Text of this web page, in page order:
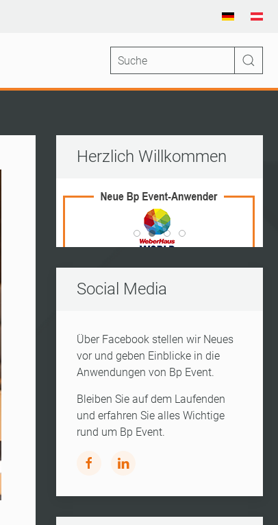
Herzlich Willkommen
Vito Frederico Wedding
World Of Living
Kleine Insel
Kerres
Social Media
Über Facebook stellen wir Neues
vor und geben Einblicke in die
Anwendungen von Bp Event.
Bleiben Sie auf dem Laufenden
und erfahren Sie alles Wichtige
rund um Bp Event.